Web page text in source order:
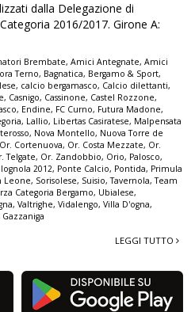
dalla Delegazione di
2016/2017. Girone A:
Brembate, Amici Antegnate, Amici
Terno, Bagnatica, Bergamo & Sport,
, calcio bergamasco, Calcio dilettanti,
, Casnigo, Cassinone, Castel Rozzone,
, Endine, FC Curno, Futura Madone,
, Lallio, Libertas Casiratese, Malpensata
, Nova Montello, Nuova Torre de
Or. Cortenuova, Or. Costa Mezzate, Or.
Telgate, Or. Zandobbio, Orio, Palosco,
2012, Ponte Calcio, Pontida, Primula
Leone, Sorisolese, Suisio,Tavernola,Team
Categoria Bergamo, Ubialese,
, Valtrighe, Vidalengo, Villa D'ogna,
Gazzaniga
LEGGI TUTTO